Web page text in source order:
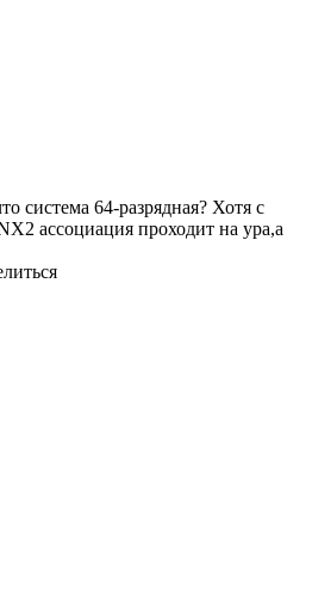
система 64-разрядная? Хотя с
ассоциация проходит на ура,а